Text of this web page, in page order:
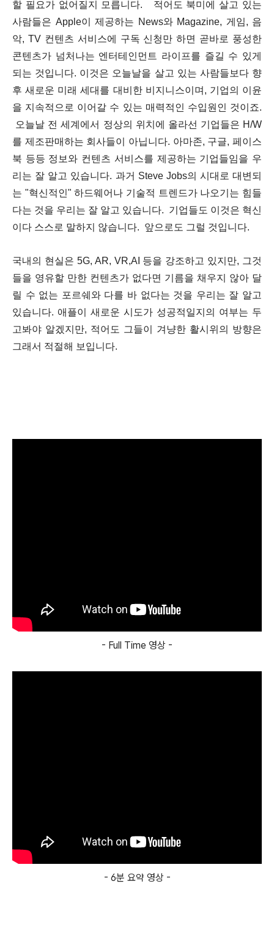
할 필요가 없어질지 모릅니다. 적어도 북미에 살고 있는
사람들은 Apple이 제공하는 News와 Magazine, 게임, 음
악, TV 컨텐츠 서비스에 구독 신청만 하면 곧바로 풍성한
콘텐츠가 넘처나는 엔터테인먼트 라이프를 즐길 수 있게
되는 것입니다. 이것은 오늘날을 살고 있는 사람들보다 향
후 새로운 미래 세대를 대비한 비지니스이며, 기업의 이윤
을 지속적으로 이어갈 수 있는 매력적인 수입원인 것이죠.
오늘날 전 세계에서 정상의 위치에 올라선 기업들은 H/W
를 제조판매하는 회사들이 아닙니다. 아마존, 구글, 페이스
북 등등 정보와 컨텐츠 서비스를 제공하는 기업들임을 우
리는 잘 알고 있습니다. 과거 Steve Jobs의 시대로 대변되
는 "혁신적인" 하드웨어나 기술적 트렌드가 나오기는 힘들
다는 것을 우리는 잘 알고 있습니다. 기업들도 이것은 혁신
이다 스스로 말하지 않습니다. 앞으로도 그럴 것입니다.
국내의 현실은 5G, AR, VR,AI 등을 강조하고 있지만, 그것
들을 영유할 만한 컨텐츠가 없다면 기름을 채우지 않아 달
릴 수 없는 포르쉐와 다를 바 없다는 것을 우리는 잘 알고
있습니다. 애플이 새로운 시도가 성공적일지의 여부는 두
고봐야 알겠지만, 적어도 그들이 겨냥한 활시위의 방향은
그래서 적절해 보입니다.
- Full Time 영상 -
- 6분 요약 영상 -